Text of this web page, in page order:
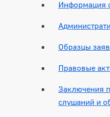
Информация
Образцы
Правовые
Заключения
слушаний и